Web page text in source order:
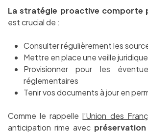
La stratégie proactive comporte
est crucial de :
Consulter régulièrement les
Mettre en place une veille
Provisionner pour les
réglementaires
Tenir vos documents à jour en
Comme le rappellel’Union des
anticipation rime avec